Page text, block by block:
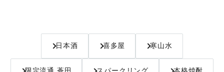
日本酒 喜多屋 寒山水